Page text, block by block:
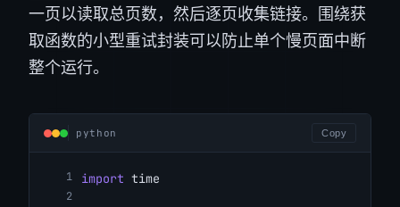
一页以读取总页数，然后逐页收集链接。围绕获
取函数的小型重试封装可以防止单个慢页面中断
整个运行。
python Copy
import time